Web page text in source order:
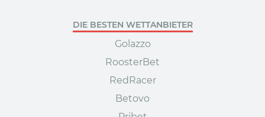
DIE BESTEN WETTANBIETER
Golazzo
RoosterBet
RedRacer
Betovo